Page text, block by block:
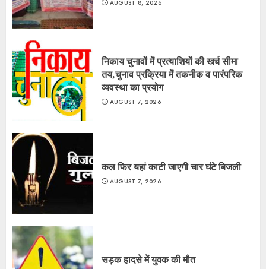
AUGUST 8, 2026
निकाय चुनावों में प्रत्याशियों की खर्च सीमा
तय,चुनाव प्रक्रिया में तकनीक व पारंपरिक
व्यवस्था का प्रयोग
AUGUST 7, 2026
कल फिर यहां काटी जाएगी चार घंटे बिजली
AUGUST 7, 2026
सड़क हादसे में युवक की मौत